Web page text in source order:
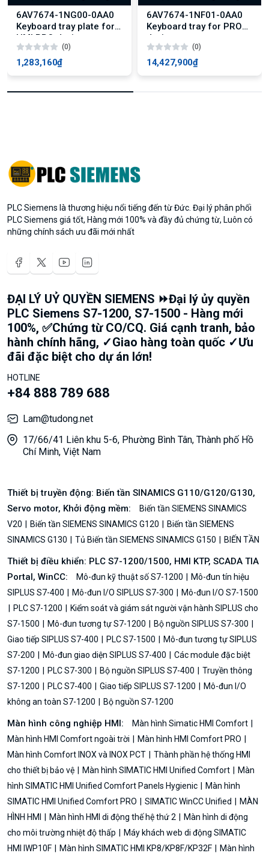
6AV7674-1NG00-0AA0
Keyboard tray plate for
HMI PRO devices
(0)
1,283,160₫
6AV7674-1NF01-0AA0
Keyboard tray for PRO
devices
(0)
14,427,900₫
PLC Siemens là thương hiệu nổi tiếng đến từ Đức. Đại lý phân phối
PLC Siemens giá tốt, Hàng mới 100% và đầy đủ chứng từ, Luôn có
những chính sách ưu đãi mới nhất
ĐẠI LÝ UỶ QUYỀN SIEMENS ⏩Đại lý ủy quyền
PLC Siemens S7-1200, S7-1500 - Hàng mới
100%, ✅Chứng từ CO/CQ. Giá cạnh tranh, bảo
hành chính hãng, ✓Giao hàng toàn quốc ✓Ưu
đãi đặc biệt cho dự án lớn!
HOTLINE
+84 888 789 688
Lam@tudong.net
17/66/41 Liên khu 5-6, Phường Bình Tân, Thành phố Hồ
Chí Minh, Việt Nam
Thiết bị truyền động: Biến tần SINAMICS G110/G120/G130,
Servo motor, Khởi động mềm:
Biến tần SIEMENS SINAMICS
V20
Biến tần SIEMENS SINAMICS G120
Biến tần SIEMENS
SINAMICS G130
Tủ Biến tần SIEMENS SINAMICS G150 BIẾN TẦN
Thiết bị điều khiển: PLC S7-1200/1500, HMI KTP, SCADA TIA
Portal, WinCC:
Mô-đun kỹ thuật số S7-1200
Mô-đun tín hiệu
SIPLUS S7-400
Mô-đun I/O SIPLUS S7-300
Mô-đun I/O S7-1500
PLC S7-1200
Kiểm soát và giám sát người vận hành SIPLUS cho
S7-1500
Mô-đun tương tự S7-1200
Bộ nguồn SIPLUS S7-300
Giao tiếp SIPLUS S7-400
PLC S7-1500
Mô-đun tương tự SIPLUS
S7-200
Mô-đun giao diện SIPLUS S7-400
Các module đặc biệt
S7-1200
PLC S7-300 Bộ nguồn SIPLUS S7-400
Truyền thông
S7-1200
PLC S7-400 Giao tiếp SIPLUS S7-1200
Mô-đun I/O
không an toàn S7-1200
Bộ nguồn S7-1200
Màn hình công nghiệp HMI:
Màn hình Simatic HMI Comfort
Màn hình HMI Comfort ngoài trời
Màn hình HMI Comfort PRO
Màn hình Comfort INOX và INOX PCT
Thành phần hệ thống HMI
cho thiết bị bảo vệ
Màn hình SIMATIC HMI Unified Comfort
Màn
hình SIMATIC HMI Unified Comfort Panels Hygienic
Màn hình
SIMATIC HMI Unified Comfort PRO
SIMATIC WinCC Unified
MÀN
HÌNH HMI
Màn hình HMI di động thế hệ thứ 2
Màn hình di động
cho môi trường nhiệt độ thấp
Máy khách web di động SIMATIC
HMI IWP10F
Màn hình SIMATIC HMI KP8/KP8F/KP32F
Màn hình